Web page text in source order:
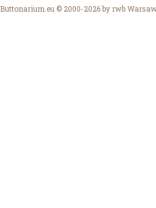
Buttonarium.eu © 2000-2026 by rwb